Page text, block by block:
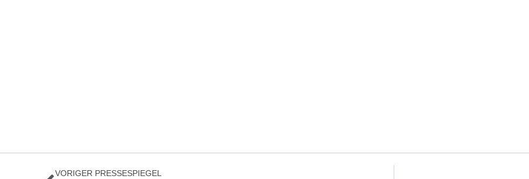
Zurück
VORIGER PRESSESPIEGEL